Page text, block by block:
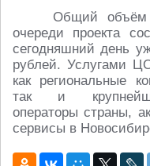
Общий объём
очереди проекта
сегодняшний день
рублей. Услугами
как региональные
так и
операторы страны,
сервисы в